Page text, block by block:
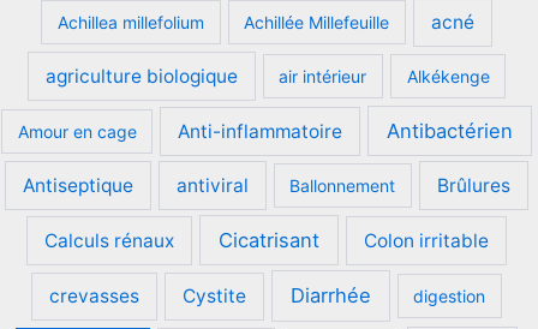
Achillea millefolium Achillée Millefeuille acné
agriculture biologique air intérieur Alkékenge
Amour en cage Anti-inflammatoire Antibactérien
Antiseptique antiviral Ballonnement Brûlures
Calculs rénaux Cicatrisant Colon irritable
crevasses Cystite Diarrhée digestion